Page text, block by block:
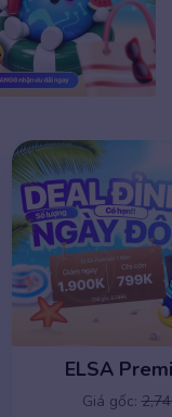
ELSA
Giá gốc: